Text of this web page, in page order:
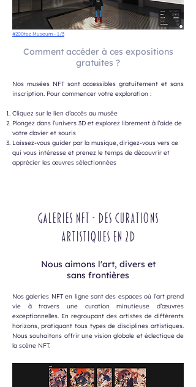
#200tez Museum - 1/3
Comment accéder à ces expositions
gratuites ?
Nos musées NFT sont accessibles gratuitement et sans
inscription. Pour commencer votre exploration :
Cliquez sur le lien d’accès au musée
Plongez dans l’univers 3D et explorez librement à l’aide de
votre clavier et souris
Laissez-vous guider par la musique, dirigez-vous vers ce
qui vous intéresse et prenez le temps de découvrir et
apprécier les œuvres sélectionnées
Galeries NFT - Des curations
artistiques en 2D
Nous aimons l'art, divers et
sans frontières
Nos galeries NFT en ligne sont des espaces où l’art prend
vie à travers une curation minutieuse d’œuvres
exceptionnelles. En regroupant des artistes de différents
horizons, pratiquant tous types de disciplines artistiques.
Nous souhaitons offrir une vision globale et éclectique de
la scène NFT.